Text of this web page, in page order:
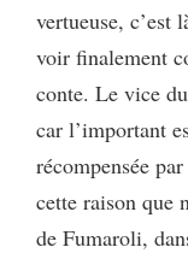
vertueuse, c’est
voir finalement
conte. Le vice
car l’important
récompensée
cette raison que
de Fumaroli,